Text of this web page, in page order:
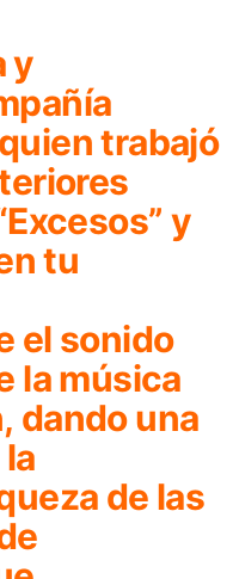
y
trabajó
y
tu
el sonido
la música
dando una
de las